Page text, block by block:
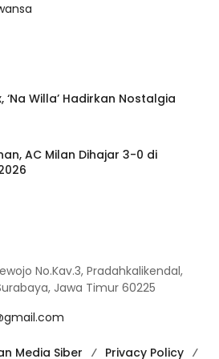
Willa’ Hadirkan Nostalgia
AC Milan Dihajar 3-0 di
No.Kav.3, Pradahkalikendal,
Jawa Timur 60225
Media Siber Privacy Policy